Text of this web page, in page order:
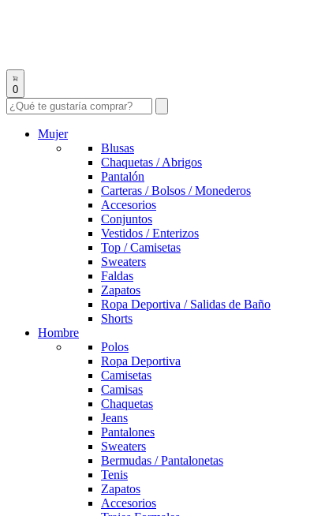
0
Mujer
Blusas
Chaquetas / Abrigos
Pantalón
Carteras / Bolsos / Monederos
Accesorios
Conjuntos
Vestidos / Enterizos
Top / Camisetas
Sweaters
Faldas
Zapatos
Ropa Deportiva / Salidas de Baño
Shorts
Hombre
Polos
Ropa Deportiva
Camisetas
Camisas
Chaquetas
Jeans
Pantalones
Sweaters
Bermudas / Pantalonetas
Tenis
Zapatos
Accesorios